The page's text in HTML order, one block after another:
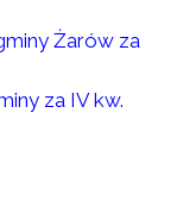
Żarów za
za IV kw.